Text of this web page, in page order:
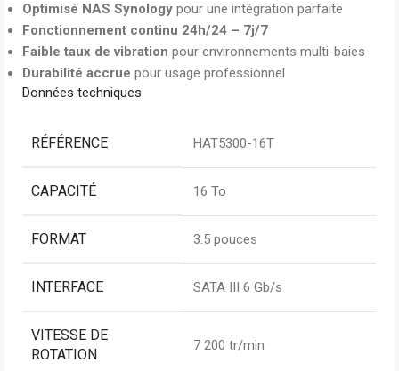
Optimisé NAS Synology pour une intégration parfaite
Fonctionnement continu 24h/24 – 7j/7
Faible taux de vibration pour environnements multi-baies
Durabilité accrue pour usage professionnel
Données techniques
RÉFÉRENCE HAT5300-16T
CAPACITÉ 16 To
FORMAT 3.5 pouces
INTERFACE SATA III 6 Gb/s
VITESSE DE
ROTATION
7 200 tr/min